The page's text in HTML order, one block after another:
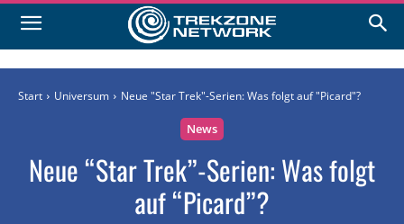
Start Universum Neue "Star Trek"-Serien: Was folgt auf "Picard"?
News
Neue “Star Trek”-Serien: Was folgt
auf “Picard”?